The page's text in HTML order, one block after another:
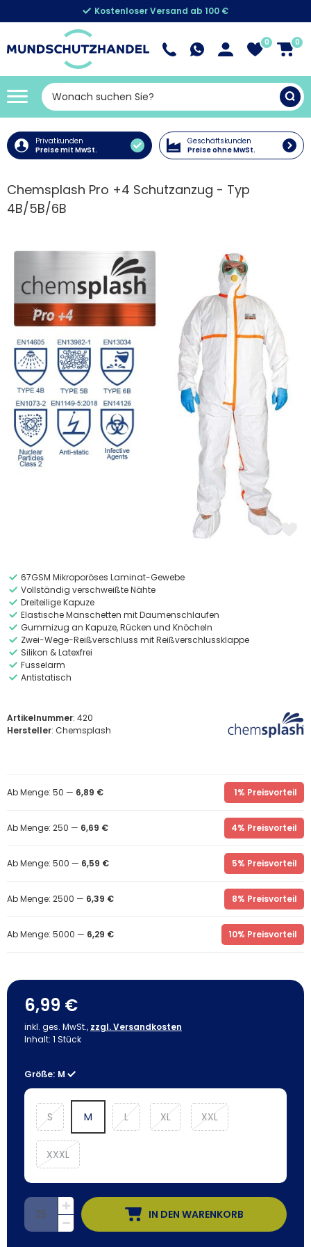
Kostenloser Versand ab 100 €
0 0
Privatkunden
Preise mit MwSt.
Geschäftskunden
Preise ohne MwSt.
Chemsplash Pro +4 Schutzanzug - Typ
4B/5B/6B
67GSM Mikroporöses Laminat-Gewebe
Vollständig verschweißte Nähte
Dreiteilige Kapuze
Elastische Manschetten mit Daumenschlaufen
Gummizug an Kapuze, Rücken und Knöcheln
Zwei-Wege-Reißverschluss mit Reißverschlussklappe
Silikon & Latexfrei
Fusselarm
Antistatisch
Artikelnummer: 420
Hersteller: Chemsplash
Ab Menge: 50 — 6,89 € 1% Preisvorteil
Ab Menge: 250 — 6,69 € 4% Preisvorteil
Ab Menge: 500 — 6,59 € 5% Preisvorteil
Ab Menge: 2500 — 6,39 € 8% Preisvorteil
Ab Menge: 5000 — 6,29 € 10% Preisvorteil
6,99 €
inkl. ges. MwSt., zzgl. Versandkosten
Inhalt: 1 Stück
Größe: M
S M L XL XXL
XXXL
IN DEN WARENKORB